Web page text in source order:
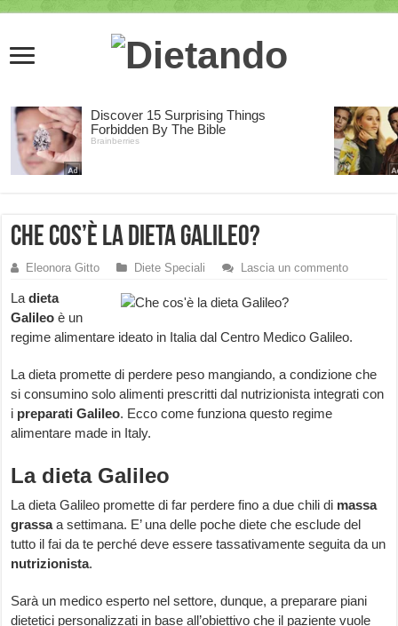
Che cos’è la dieta Galileo?
Eleonora Gitto Diete Speciali Lascia un commento
Ladieta
Galileo è un
regime alimentare ideato in Italia dal Centro Medico Galileo.
La dieta promette di perdere peso mangiando, a condizione che
si consumino solo alimenti prescritti dal nutrizionista integrati con
i preparati Galileo. Ecco come funziona questo regime
alimentare made in Italy.
La dieta Galileo
La dieta Galileo promette di far perdere fino a due chili di massa
grassaa settimana. E’ una delle poche diete che esclude del
tutto il fai da te perché deve essere tassativamente seguita da un
nutrizionista.
Sarà un medico esperto nel settore, dunque, a preparare piani
dietetici personalizzati in base all’obiettivo che il paziente vuole